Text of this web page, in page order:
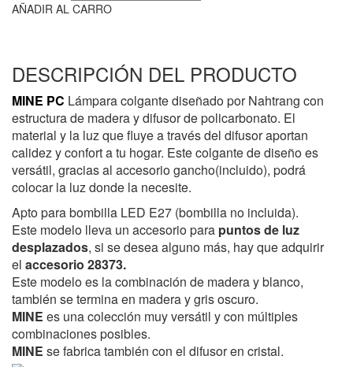
AÑADIR AL CARRO
DESCRIPCIÓN DEL PRODUCTO
MINE PC Lámpara colgantediseñado por Nahtrang con
estructura de maderay difusor de policarbonato. El
material y la luz que fluye a través del difusor aportan
calidez y confort a tu hogar. Este colgante de diseño es
versátil, gracias al accesorio gancho(incluido), podrá
colocar la luz donde la necesite.
Apto para bombilla LED E27 (bombilla no incluida).
Este modelo lleva un accesorio para puntos de luz
desplazados, si se desea alguno más, hay que adquirir
el accesorio 28373.
Este modelo es la combinación de madera y blanco,
también se termina en madera y gris oscuro.
MINE es una colección muy versátil y con múltiples
combinaciones posibles.
MINE se fabrica también con el difusor en cristal.